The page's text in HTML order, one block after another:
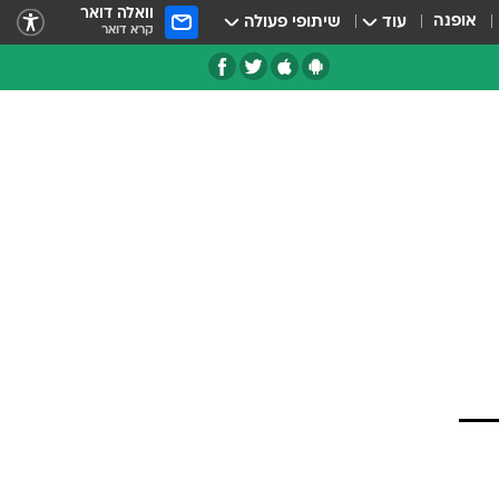
אופנה עוד שיתופי פעולה וואלה דואר
קרא דואר